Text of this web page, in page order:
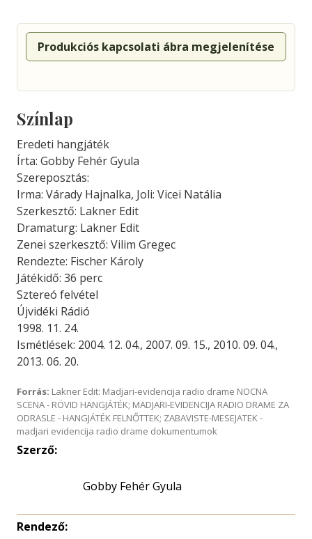
Produkciós kapcsolati ábra megjelenítése
Színlap
Eredeti hangjáték
Írta: Gobby Fehér Gyula
Szereposztás:
Irma: Várady Hajnalka, Joli: Vicei Natália
Szerkesztő: Lakner Edit
Dramaturg: Lakner Edit
Zenei szerkesztő: Vilim Gregec
Rendezte: Fischer Károly
Játékidő: 36 perc
Sztereó felvétel
Újvidéki Rádió
1998. 11. 24.
Ismétlések: 2004. 12. 04., 2007. 09. 15., 2010. 09. 04.,
2013. 06. 20.
Forrás: Lakner Edit: Madjari-evidencija radio drame NOCNA
SCENA - RÖVID HANGJÁTÉK; MADJARI-EVIDENCIJA RADIO DRAME ZA
ODRASLE - HANGJÁTÉK FELNŐTTEK; ZABAVISTE-MESEJATEK -
madjari evidencija radio drame dokumentumok
Szerző:
Gobby Fehér Gyula
Rendező: